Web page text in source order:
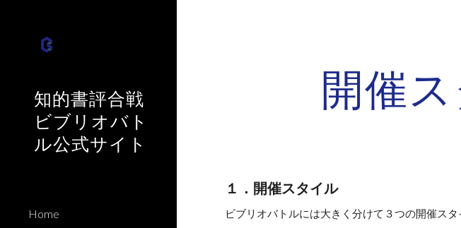
知的書評合戦
ビブリオバト
ル公式サイト
Home
開催
１．開催スタイル
ビブリオバトルには大きく分けて３つの開催スタ